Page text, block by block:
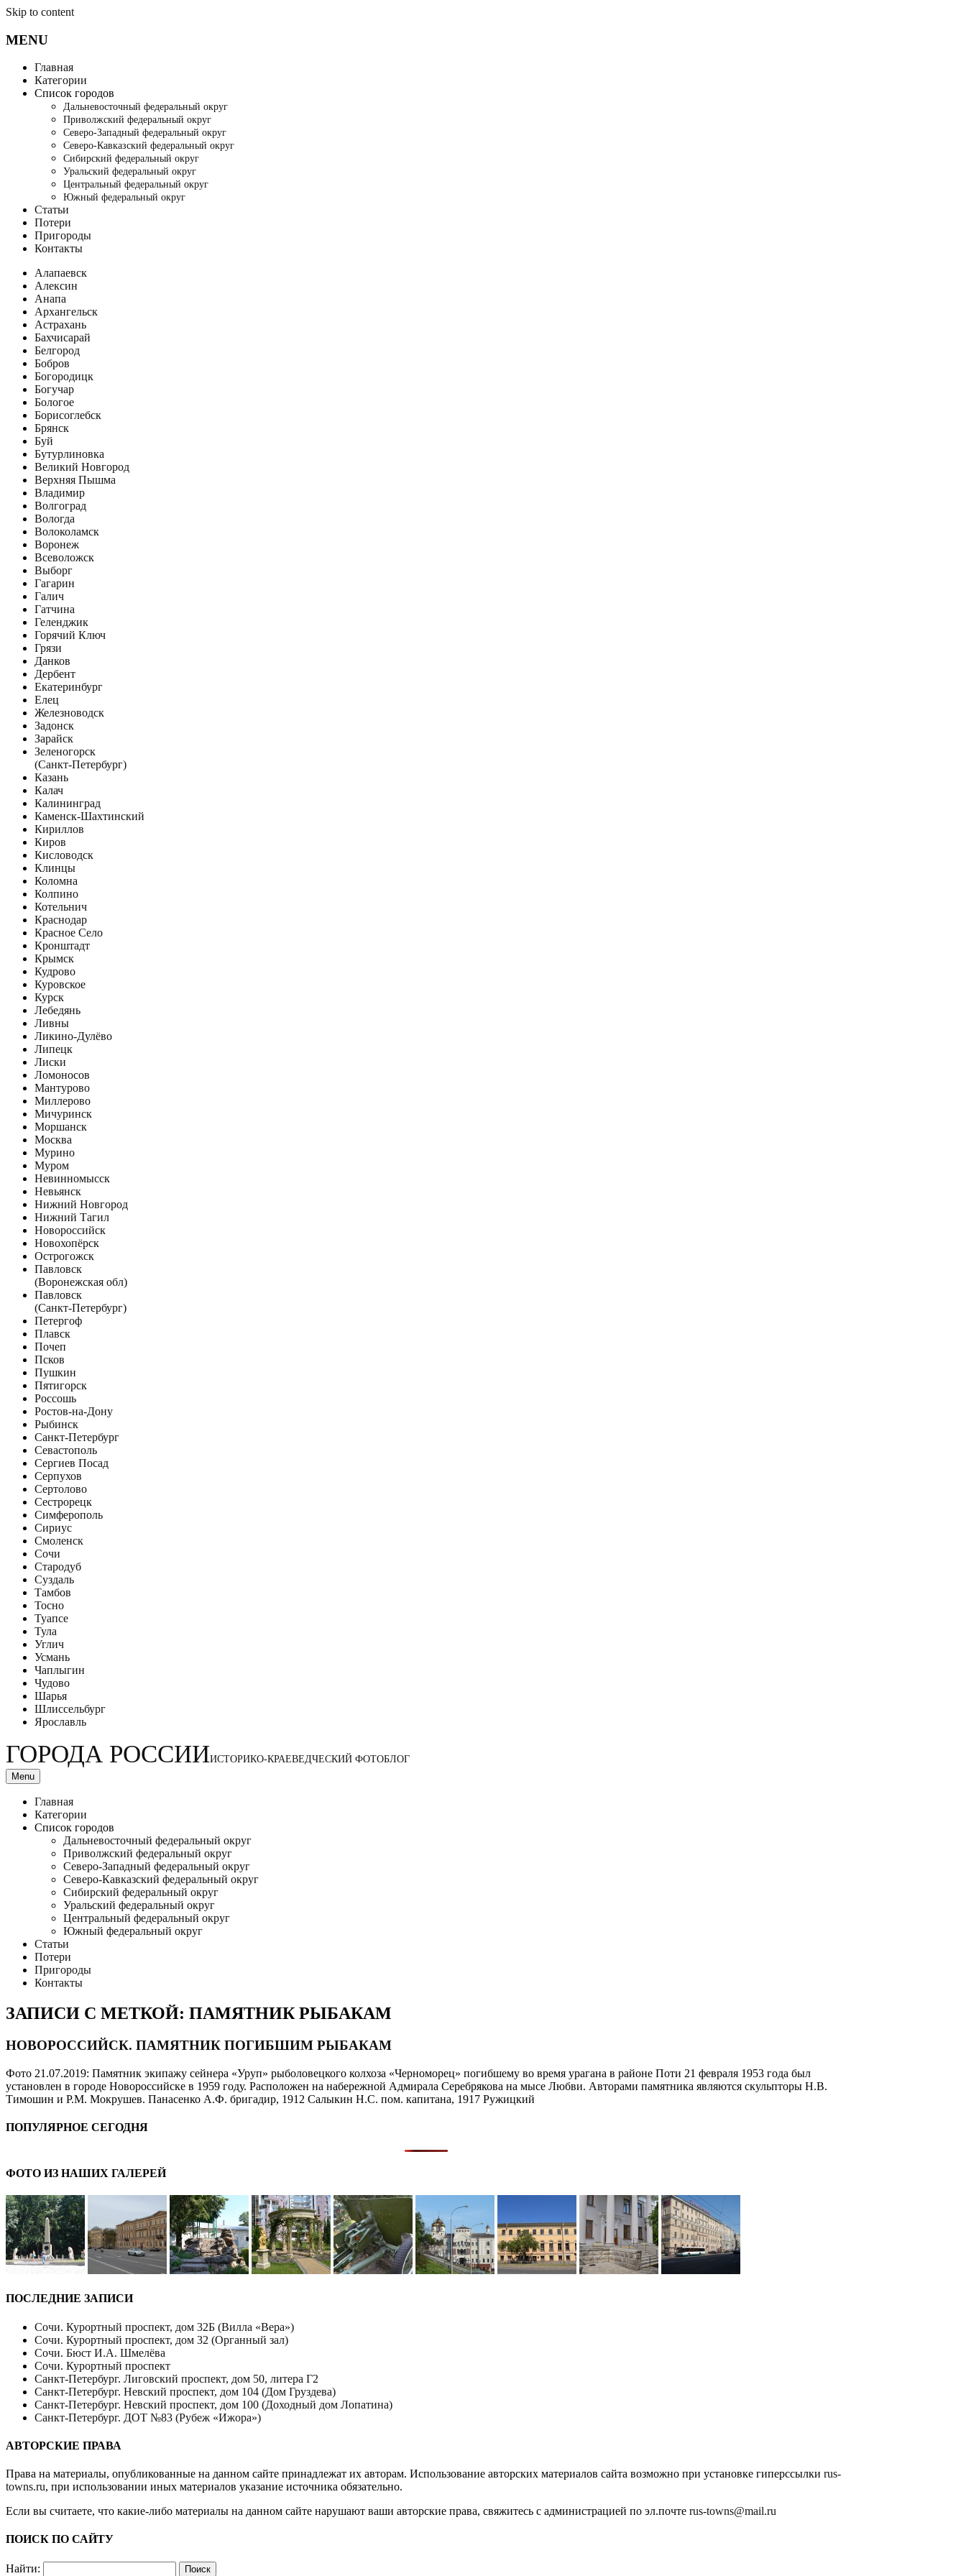
Skip to content
MENU
Главная
Категории
Список городов
Дальневосточный федеральный округ
Приволжский федеральный округ
Северо-Западный федеральный округ
Северо-Кавказский федеральный округ
Сибирский федеральный округ
Уральский федеральный округ
Центральный федеральный округ
Южный федеральный округ
Статьи
Потери
Пригороды
Контакты
Алапаевск
Алексин
Анапа
Архангельск
Астрахань
Бахчисарай
Белгород
Бобров
Богородицк
Богучар
Бологое
Борисоглебск
Брянск
Буй
Бутурлиновка
Великий Новгород
Верхняя Пышма
Владимир
Волгоград
Вологда
Волоколамск
Воронеж
Всеволожск
Выборг
Гагарин
Галич
Гатчина
Геленджик
Горячий Ключ
Грязи
Данков
Дербент
Екатеринбург
Елец
Железноводск
Задонск
Зарайск
Зеленогорск
(Санкт-Петербург)
Казань
Калач
Калининград
Каменск-Шахтинский
Кириллов
Киров
Кисловодск
Клинцы
Коломна
Колпино
Котельнич
Краснодар
Красное Село
Кронштадт
Крымск
Кудрово
Куровское
Курск
Лебедянь
Ливны
Ликино-Дулёво
Липецк
Лиски
Ломоносов
Мантурово
Миллерово
Мичуринск
Моршанск
Москва
Мурино
Муром
Невинномысск
Невьянск
Нижний Новгород
Нижний Тагил
Новороссийск
Новохопёрск
Острогожск
Павловск
(Воронежская обл)
Павловск
(Санкт-Петербург)
Петергоф
Плавск
Почеп
Псков
Пушкин
Пятигорск
Россошь
Ростов-на-Дону
Рыбинск
Санкт-Петербург
Севастополь
Сергиев Посад
Серпухов
Сертолово
Сестрорецк
Симферополь
Сириус
Смоленск
Сочи
Стародуб
Суздаль
Тамбов
Тосно
Туапсе
Тула
Углич
Усмань
Чаплыгин
Чудово
Шарья
Шлиссельбург
Ярославль
ГОРОДА РОССИИИСТОРИКО-КРАЕВЕДЧЕСКИЙ ФОТОБЛОГ
Menu
Главная
Категории
Список городов
Дальневосточный федеральный округ
Приволжский федеральный округ
Северо-Западный федеральный округ
Северо-Кавказский федеральный округ
Сибирский федеральный округ
Уральский федеральный округ
Центральный федеральный округ
Южный федеральный округ
Статьи
Потери
Пригороды
Контакты
ЗАПИСИ С МЕТКОЙ: ПАМЯТНИК РЫБАКАМ
НОВОРОССИЙСК. ПАМЯТНИК ПОГИБШИМ РЫБАКАМ
Фото 21.07.2019: Памятник экипажу сейнера «Уруп» рыболовецкого колхоза «Черноморец» погибшему во время урагана в районе Поти 21 февраля 1953 года был
установлен в городе Новороссийске в 1959 году. Расположен на набережной Адмирала Серебрякова на мысе Любви. Авторами памятника являются скульпторы Н.В.
Тимошин и Р.М. Мокрушев. Панасенко А.Ф. бригадир, 1912 Салыкин Н.С. пом. капитана, 1917 Ружицкий
ПОПУЛЯРНОЕ СЕГОДНЯ
ФОТО ИЗ НАШИХ ГАЛЕРЕЙ
ПОСЛЕДНИЕ ЗАПИСИ
Сочи. Курортный проспект, дом 32Б (Вилла «Вера»)
Сочи. Курортный проспект, дом 32 (Органный зал)
Сочи. Бюст И.А. Шмелёва
Сочи. Курортный проспект
Санкт-Петербург. Лиговский проспект, дом 50, литера Г2
Санкт-Петербург. Невский проспект, дом 104 (Дом Груздева)
Санкт-Петербург. Невский проспект, дом 100 (Доходный дом Лопатина)
Санкт-Петербург. ДОТ №83 (Рубеж «Ижора»)
АВТОРСКИЕ ПРАВА
Права на материалы, опубликованные на данном сайте принадлежат их авторам. Использование авторских материалов сайта возможно при установке гиперссылки rus-
towns.ru, при использовании иных материалов указание источника обязательно.
Если вы считаете, что какие-либо материалы на данном сайте нарушают ваши авторские права, свяжитесь с администрацией по эл.почте rus-towns@mail.ru
ПОИСК ПО САЙТУ
Найти: